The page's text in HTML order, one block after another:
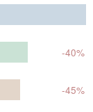
-40%
-45%